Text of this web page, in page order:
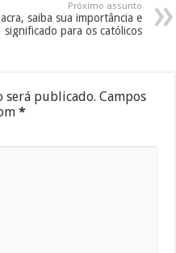
Próximo assunto
saiba sua importância e
significado para os católicos
será publicado. Campos
*